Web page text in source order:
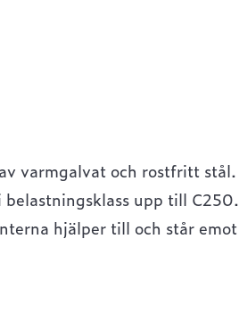
varmgalvat och rostfritt stål.
upp till C250.
hjälper till och står emot